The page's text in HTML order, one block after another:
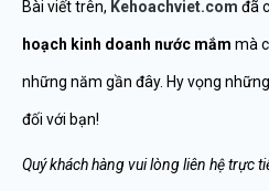
Bài viết trên, Kehoachviet.com đã
hoạch kinh doanh nước mắm mà
những năm gần đây. Hy vọng
đối với bạn!
Quý khách hàng vui lòng liên hệ trực